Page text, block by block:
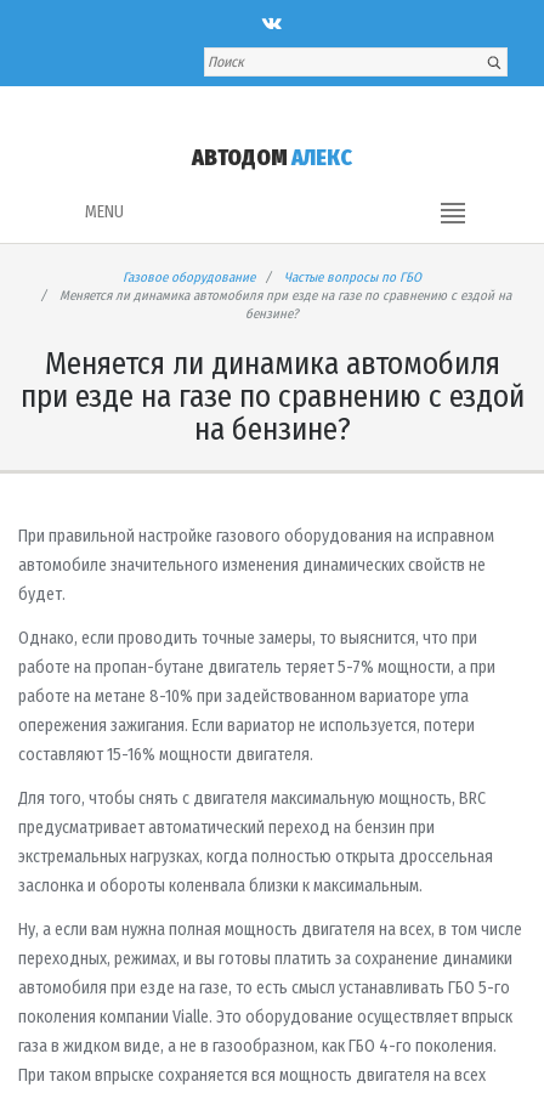
АВТОДОМАЛЕКС
MENU
Газовое оборудование
Частые вопросы по ГБО
Меняется ли динамика автомобиля при езде на газе по сравнению с ездой на
бензине?
Меняется ли динамика автомобиля
при езде на газе по сравнению с ездой
на бензине?
При правильной настройке газового оборудования на исправном
автомобиле значительного изменения динамических свойств не
будет.
Однако, если проводить точные замеры, то выяснится, что при
работе на пропан-бутане двигатель теряет 5-7% мощности, а при
работе на метане 8-10% при задействованном вариаторе угла
опережения зажигания. Если вариатор не используется, потери
составляют 15-16% мощности двигателя.
Для того, чтобы снять с двигателя максимальную мощность, BRC
предусматривает автоматический переход на бензин при
экстремальных нагрузках, когда полностью открыта дроссельная
заслонка и обороты коленвала близки к максимальным.
Ну, а если вам нужна полная мощность двигателя на всех, в том числе
переходных, режимах, и вы готовы платить за сохранение динамики
автомобиля при езде на газе, то есть смысл устанавливать ГБО 5-го
поколения компании Vialle. Это оборудование осуществляет впрыск
газа в жидком виде, а не в газообразном, как ГБО 4-го поколения.
При таком впрыске сохраняется вся мощность двигателя на всех